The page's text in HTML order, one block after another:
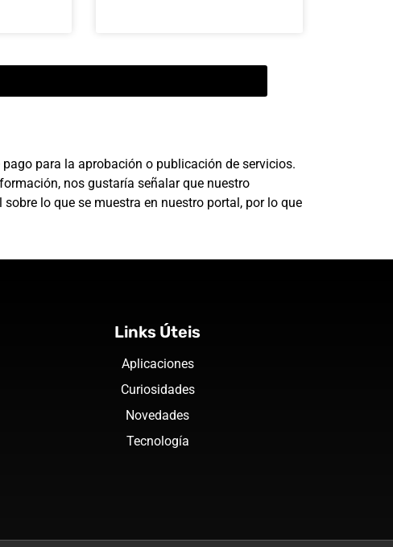
para la aprobación o publicación de servicios.
nos gustaría señalar que nuestro
lo que se muestra en nuestro portal, por lo que
Links Úteis
Aplicaciones
Curiosidades
Novedades
Tecnología